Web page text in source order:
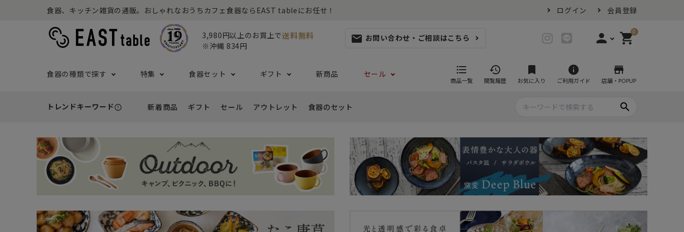
食器、キッチン雑貨の通販。おしゃれなおうちカフェ食器ならEAST tableにお任せ！ ログイン 会員登録
3,980円以上のお買上で送料無料
※沖縄 834円
mail お問い合わせ・ご相談はこちら person
ログイン
0
shopping_cart
食器の種類で探す
- 小皿
- 中皿・取り皿・ケーキ皿
- 大皿
- カレー・パスタ皿
- 中鉢・取り鉢・サラダボウル
- 大鉢
- とんすい
- 汁椀
- どんぶり・丼
- ラーメン鉢
- マグカップ
- カップ・タンブラー
- スープカップ
- 湯呑み
- 急須・ポット
耐熱皿・その他食器
- グラタン皿
- 耐熱皿
- スフレ・ココット
- 茶碗蒸し
特集
基本の食器特集 推し活特集 食品 ~からだ想いの食卓~
食器セット
和食器セット 洋食器セット 白い食器セット 黒い食器セット
こども食器セット まとめ買いでお得なセット
ギフト
- ～2,999円
- 3,000円～4,999円
- 5,000円～9,999円
- 誕生日
- 内祝い
- 有料ラッピング
- Eギフト
新商品 セール format_list_bulleted
商品一覧
history
閲覧履歴
bookmark
お気に入り
info
ご利用ガイド
store
店舗・POPUP
トレンドキーワードerror_outline 新着商品 ギフト セール アウトレット 食器のセット search